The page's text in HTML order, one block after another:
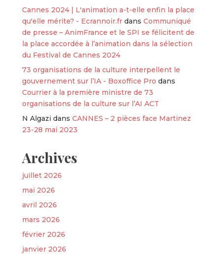
Cannes 2024 | L'animation a-t-elle enfin la place
qu'elle mérite? - Ecrannoir.frdans Communiqué
de presse – AnimFrance et le SPI se félicitent de
la place accordée à l’animation dans la sélection
du Festival de Cannes 2024
73 organisations de la culture interpellent le
gouvernement sur l’IA - Boxoffice Pro dans
Courrier à la première ministre de 73
organisations de la culture sur l’AI ACT
N Algazi dans CANNES – 2 pièces face Martinez
23-28 mai 2023
Archives
juillet 2026
mai 2026
avril 2026
mars 2026
février 2026
janvier 2026